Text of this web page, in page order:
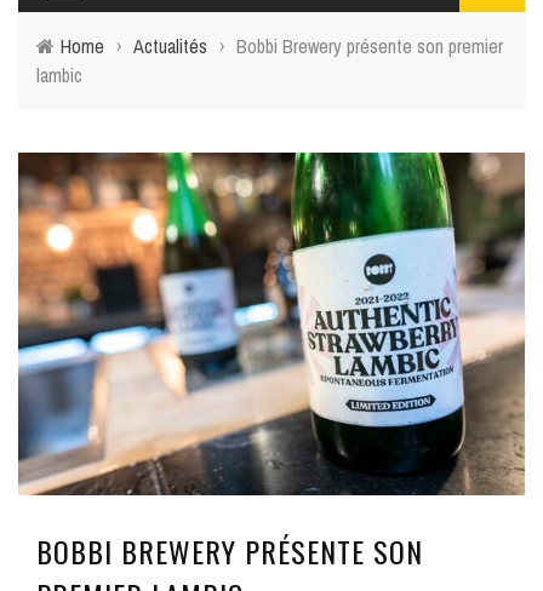
Home › Actualités › Bobbi Brewery présente son premier
lambic
BOBBI BREWERY PRÉSENTE SON